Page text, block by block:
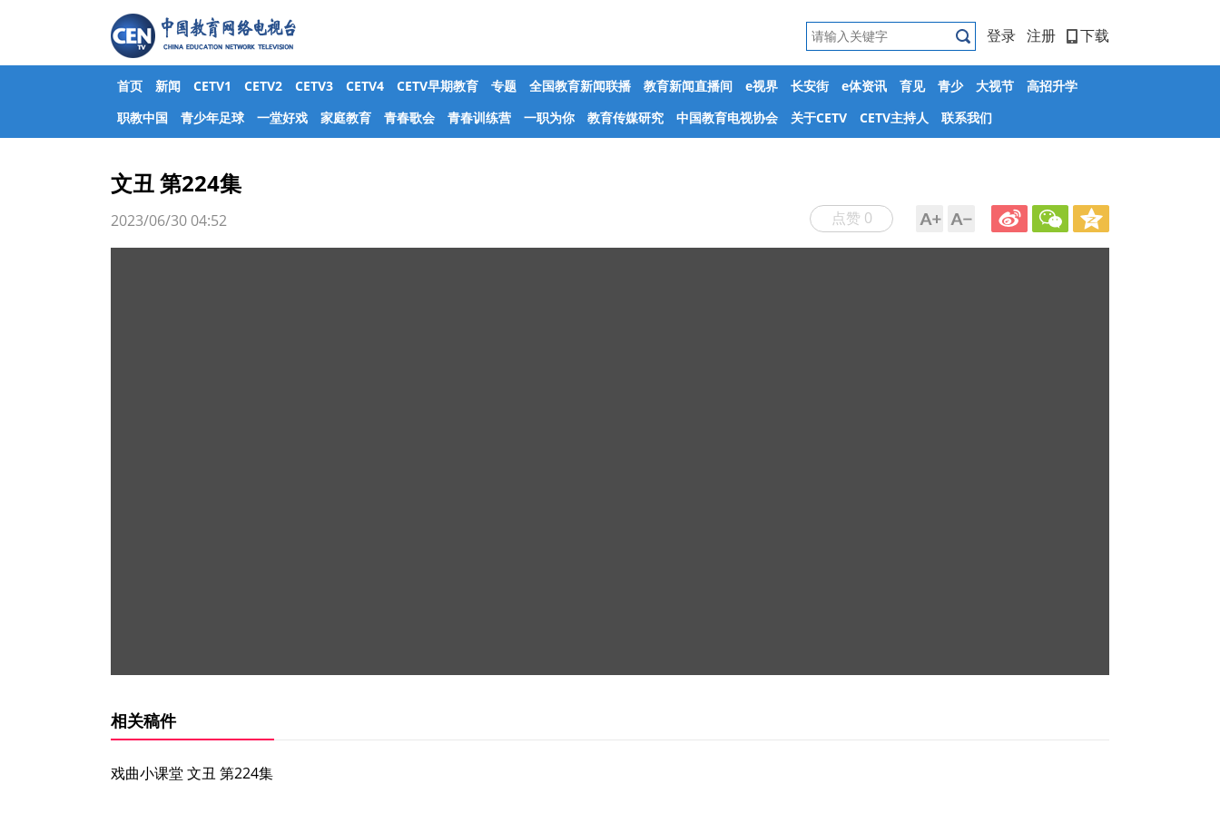
登录 注册 下载
首页 新闻 CETV1 CETV2 CETV3 CETV4 CETV早期教育 专题 全国教育新闻联播 教育新闻直播间 e视界 长安街 e体资讯 育见 青少 大视节
高招升学
职教中国
青少年足球 一堂好戏 家庭教育 青春歌会 青春训练营 一职为你 教育传媒研究 中国教育电视协会 关于CETV CETV主持人 联系我们
文丑 第224集
点赞 0
2023/06/30 04:52
相关稿件
戏曲小课堂 文丑 第224集